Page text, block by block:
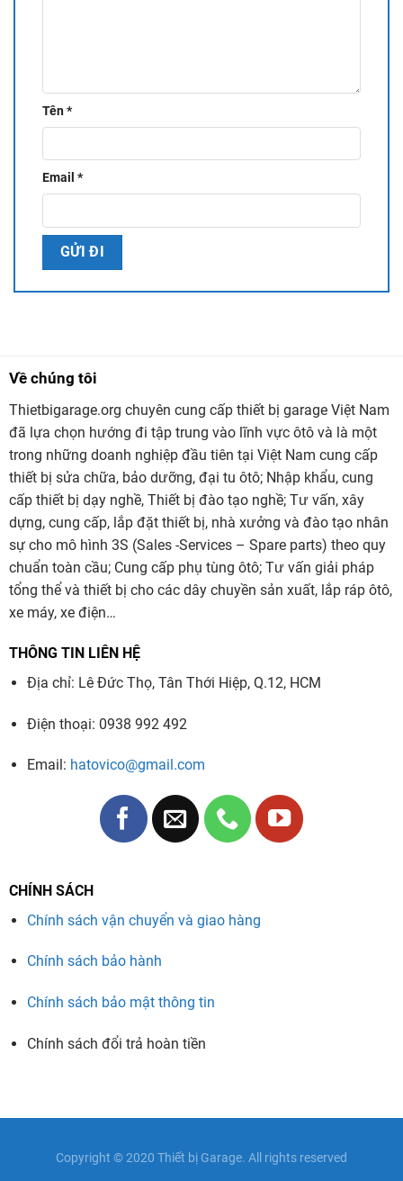
Tên*
Email *
Về chúng tôi
Thietbigarage.org chuyên cung cấp thiết bị garage Việt Nam
đã lựa chọn hướng đi tập trung vào lĩnh vực ôtô và là một
trong những doanh nghiệp đầu tiên tại Việt Nam cung cấp
thiết bị sửa chữa, bảo dưỡng, đại tu ôtô; Nhập khẩu, cung
cấp thiết bị dạy nghề, Thiết bị đào tạo nghề; Tư vấn, xây
dựng, cung cấp, lắp đặt thiết bị, nhà xưởng và đào tạo nhân
sự cho mô hình 3S (Sales -Services – Spare parts) theo quy
chuẩn toàn cầu; Cung cấp phụ tùng ôtô; Tư vấn giải pháp
tổng thể và thiết bị cho các dây chuyền sản xuất, lắp ráp ôtô,
xe máy, xe điện…
THÔNG TIN LIÊN HỆ
Địa chỉ: Lê Đức Thọ, Tân Thới Hiệp, Q.12, HCM
Điện thoại: 0938 992 492
Email: hatovico@gmail.com
CHÍNH SÁCH
Chính sách vận chuyển và giao hàng
Chính sách bảo hành
Chính sách bảo mật thông tin
Chính sách đổi trả hoàn tiền
Copyright © 2020 Thiết bị Garage. All rights reserved